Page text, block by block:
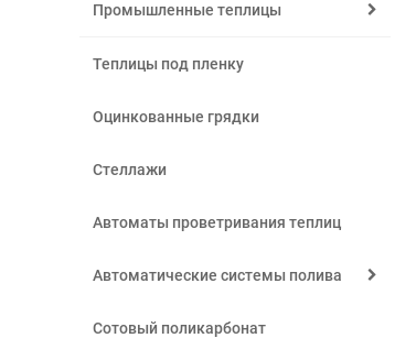
Промышленные теплицы
Теплицы под пленку
Оцинкованные грядки
Стеллажи
Автоматы проветривания теплиц
Автоматические системы полива
Сотовый поликарбонат